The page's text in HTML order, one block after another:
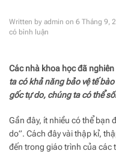
Written by admin on 6 Tháng 9,
có bình luận
–
“Kẻ
giấu
ung
thư
và
Các nhà khoa học đã
ta có khả năng bảo vệ tế
gốc tự do, chúng ta có thể
Gần đây, ít nhiều có thể bạn
do”. Cách đây vài thập kỉ,
đến trong giáo trình của các